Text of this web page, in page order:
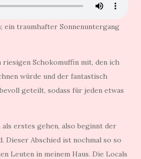
ein traumhafter Sonnenuntergang
Schokomuffin mit, den ich
würde und der fantastisch
geteilt, sodass für jeden etwas
als erstes gehen, also beginnt der
Dieser Abschied ist nochmal so so
Leuten in meinem Haus. Die Locals